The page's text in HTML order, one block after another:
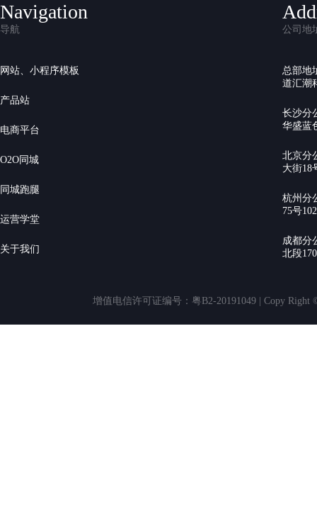
Navigation
导航
网站、小程序模板
产品站
电商平台
O2O同城
同城跑腿
运营学堂
关于我们
公司地
总部地
道汇潮
长沙分
华盛蓝
北京分
大街18
杭州分
75号
成都分
北段
增值电信许可证编号：粤B2-20191049 | Copy